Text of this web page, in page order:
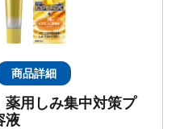
商品詳細
用しみ集中対策プ
液